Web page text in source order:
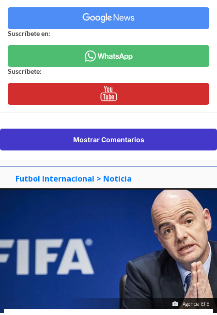
Suscríbete en:
Suscríbete:
Mostrar Comentarios
Futbol Internacional > Noticia
Agencia EFE